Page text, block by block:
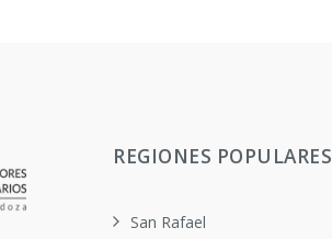
REGIONES POPULARES
San Rafael